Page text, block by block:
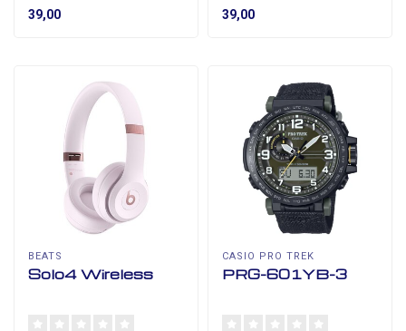
39,00 39,00
BEATS
Solo4 Wireless
CASIO PRO TREK
PRG-601YB-3